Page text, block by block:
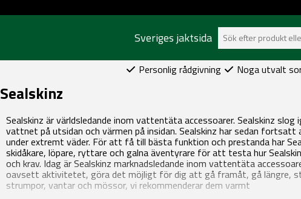
Sveriges jaktsida
Personlig rådgivning Noga utvalt
Sealskinz
Sealskinz är världsledande inom vattentäta accessoarer. Sealskinz
vattnet på utsidan och värmen på insidan. Sealskinz har sedan
under extremt väder. För att få till bästa funktion och prestanda har
skidåkare, löpare, ryttare och galna äventyrare för att testa hur
och krav. Idag är Sealskinz marknadsledande inom vattentäta
oavsett aktivitetet, göra det möjligt för dig att gå framåt, gå längre,
strumpor, vantar och mössor, vi rekommenderar dem varmt